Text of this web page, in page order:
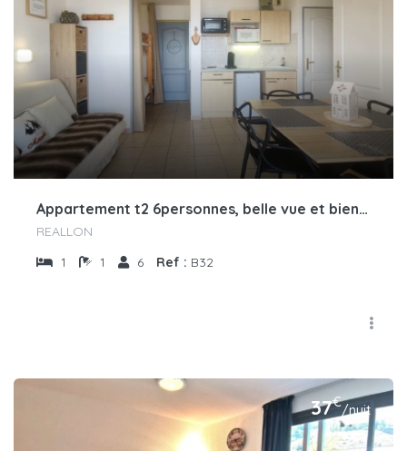
Appartement t2 6personnes, belle vue et bien équipé B32
REALLON
1
1 6 Ref : B32
37€/nuit